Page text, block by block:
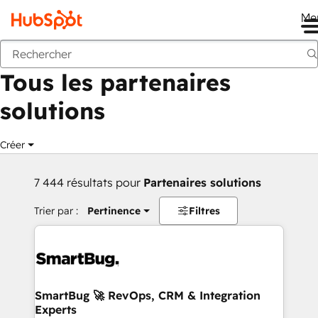
Retour
Tous les partenaires
solutions
Créer
7 444 résultats pour Partenaires solutions
Trier par : Pertinence Filtres
SmartBug 🚀 RevOps, CRM & Integration
Experts